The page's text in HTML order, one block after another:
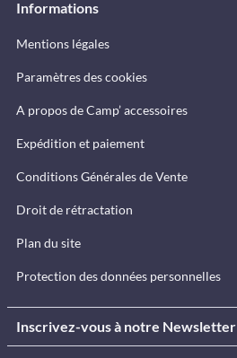
Informations
Mentions légales
Paramètres des cookies
A propos de Camp’ accessoires
Expédition et paiement
Conditions Générales de Vente
Droit de rétractation
Plan du site
Protection des données personnelles
Inscrivez-vous à notre Newsletter